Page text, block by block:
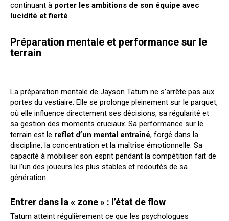
continuant à porter les ambitions de son équipe avec
lucidité et fierté.
Préparation mentale et performance sur le
terrain
La préparation mentale de Jayson Tatum ne s’arrête pas aux
portes du vestiaire. Elle se prolonge pleinement sur le parquet,
où elle influence directement ses décisions, sa régularité et
sa gestion des moments cruciaux. Sa performance sur le
terrain est le reflet d’un mental entraîné, forgé dans la
discipline, la concentration et la maîtrise émotionnelle. Sa
capacité à mobiliser son esprit pendant la compétition fait de
lui l’un des joueurs les plus stables et redoutés de sa
génération.
Entrer dans la « zone » : l’état de flow
Tatum atteint régulièrement ce que les psychologues